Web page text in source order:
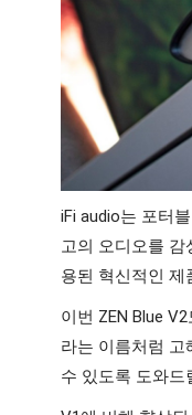
iFi audio는 포터
고의 오디오를 감
용된 혁신적인 제
이번 ZEN Blue
라는 이름처럼 고
수 있도록 도와드